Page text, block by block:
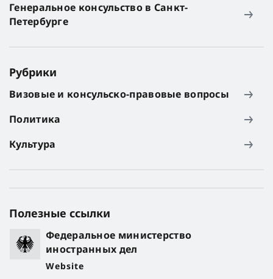
Генеральное консульство в Санкт-
Петербурге
Рубрики
Визовые и консульско-правовые вопросы
Политика
Культура
Полезные ссылки
Федеральное министерство
иностранных дел
Website